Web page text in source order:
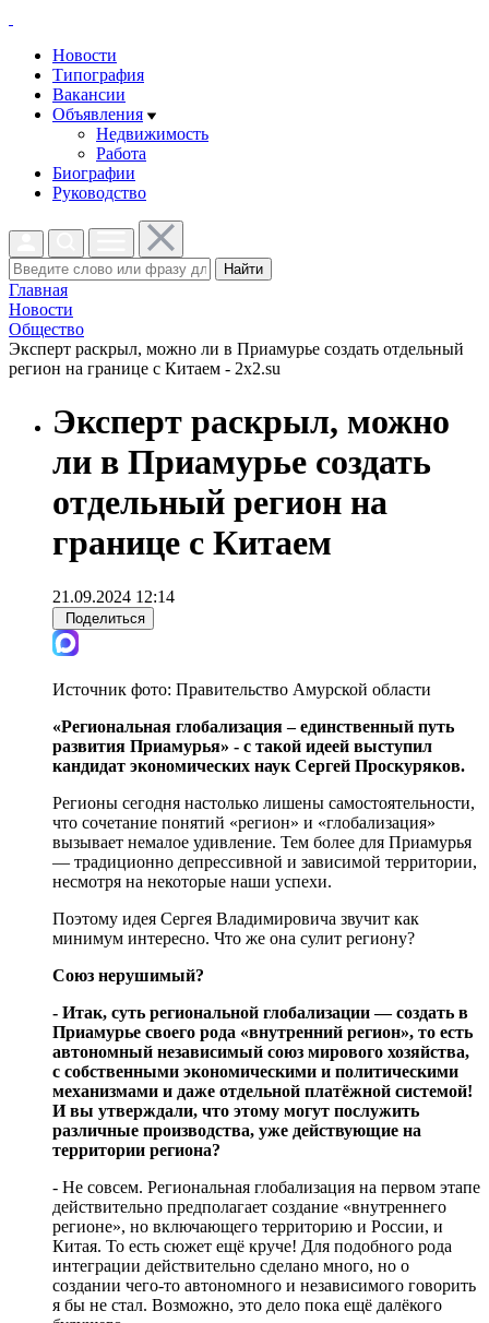
Новости
Типография
Вакансии
Объявления
Недвижимость
Работа
Биографии
Руководство
Найти
Главная
Новости
Общество
Эксперт раскрыл, можно ли в Приамурье создать отдельный
регион на границе с Китаем - 2x2.su
Эксперт раскрыл, можно
ли в Приамурье создать
отдельный регион на
границе с Китаем
21.09.2024 12:14
Поделиться
Источник фото: Правительство Амурской области
«Региональная глобализация – единственный путь
развития Приамурья» - с такой идеей выступил
кандидат экономических наук Сергей Проскуряков.
Регионы сегодня настолько лишены самостоятельности,
что сочетание понятий «регион» и «глобализация»
вызывает немалое удивление. Тем более для Приамурья
— традиционно депрессивной и зависимой территории,
несмотря на некоторые наши успехи.
Поэтому идея Сергея Владимировича звучит как
минимум интересно. Что же она сулит региону?
Союз нерушимый?
- Итак, суть региональной глобализации — создать в
Приамурье своего рода «внутренний регион», то есть
автономный независимый союз мирового хозяйства,
с собственными экономическими и политическими
механизмами и даже отдельной платёжной системой!
И вы утверждали, что этому могут послужить
различные производства, уже действующие на
территории региона?
- Не совсем. Региональная глобализация на первом этапе
действительно предполагает создание «внутреннего
регионе», но включающего территорию и России, и
Китая. То есть сюжет ещё круче! Для подобного рода
интеграции действительно сделано много, но о
создании чего-то автономного и независимого говорить
я бы не стал. Возможно, это дело пока ещё далёкого